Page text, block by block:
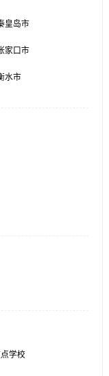
皇岛市
家口市
水市
学校